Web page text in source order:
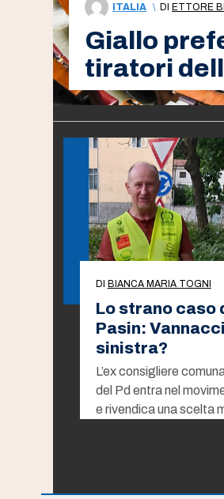
ITALIA \ DI ETTORE
Giallo
tiratori
DI BIANCA MARIA TOGNI
Lo strano caso
Pasin:
sinistra?
L’ex consigliere
del Pd entra nel
e rivendica una scelta